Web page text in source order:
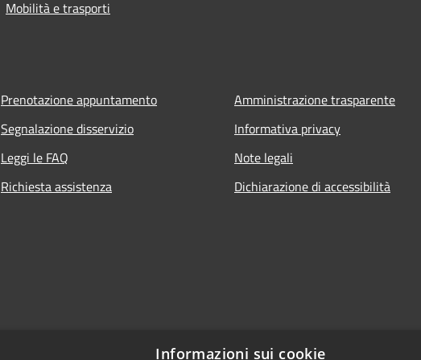
Mobilità e trasporti
Prenotazione appuntamento
Segnalazione disservizio
Leggi le FAQ
Richiesta assistenza
Amministrazione trasparente
Informativa privacy
Note legali
Dichiarazione di accessibilità
Informazioni sui cookie